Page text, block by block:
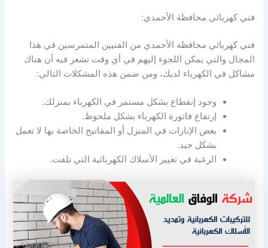
فني كهربائي محافظة الأحمدي:
فني كهربائي محافظة الأحمدي من الفنيين المتمرسين في هذا
المجال والتي يمكن اللجوء إليهم في أي وقت تشعر فيه أن هناك
مشاكل في الكهرباء لديك، ومن ضمن هذه المشكلات التالي:
وجود إنقطاع بشكل مستمر في الكهرباء بمنزلك.
إرتفاع فاتورة الكهرباء بشكل ملحوظ.
بعض الإنارات في المنزل أو المفاتيح الخاصة بها لا تعمل
بشكل جيد.
الرغبة في تغيير الأسلاك الكهربائية التي تلفت.